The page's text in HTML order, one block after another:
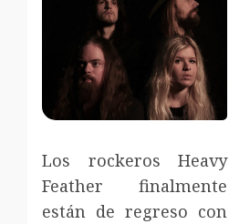
Los rockeros Heavy
Feather finalmente
están de regreso con